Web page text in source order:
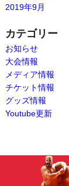
2019年9月
カテゴリー
お知らせ
大会情報
メディア情報
チケット情報
グッズ情報
Youtube更新